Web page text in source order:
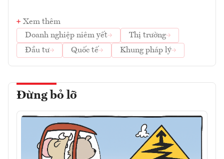
Xem thêm
Doanh nghiệp niêm yết
Thị trường
Đầu tư
Quốc tế Khung pháp lý
Đừng bỏ lỡ